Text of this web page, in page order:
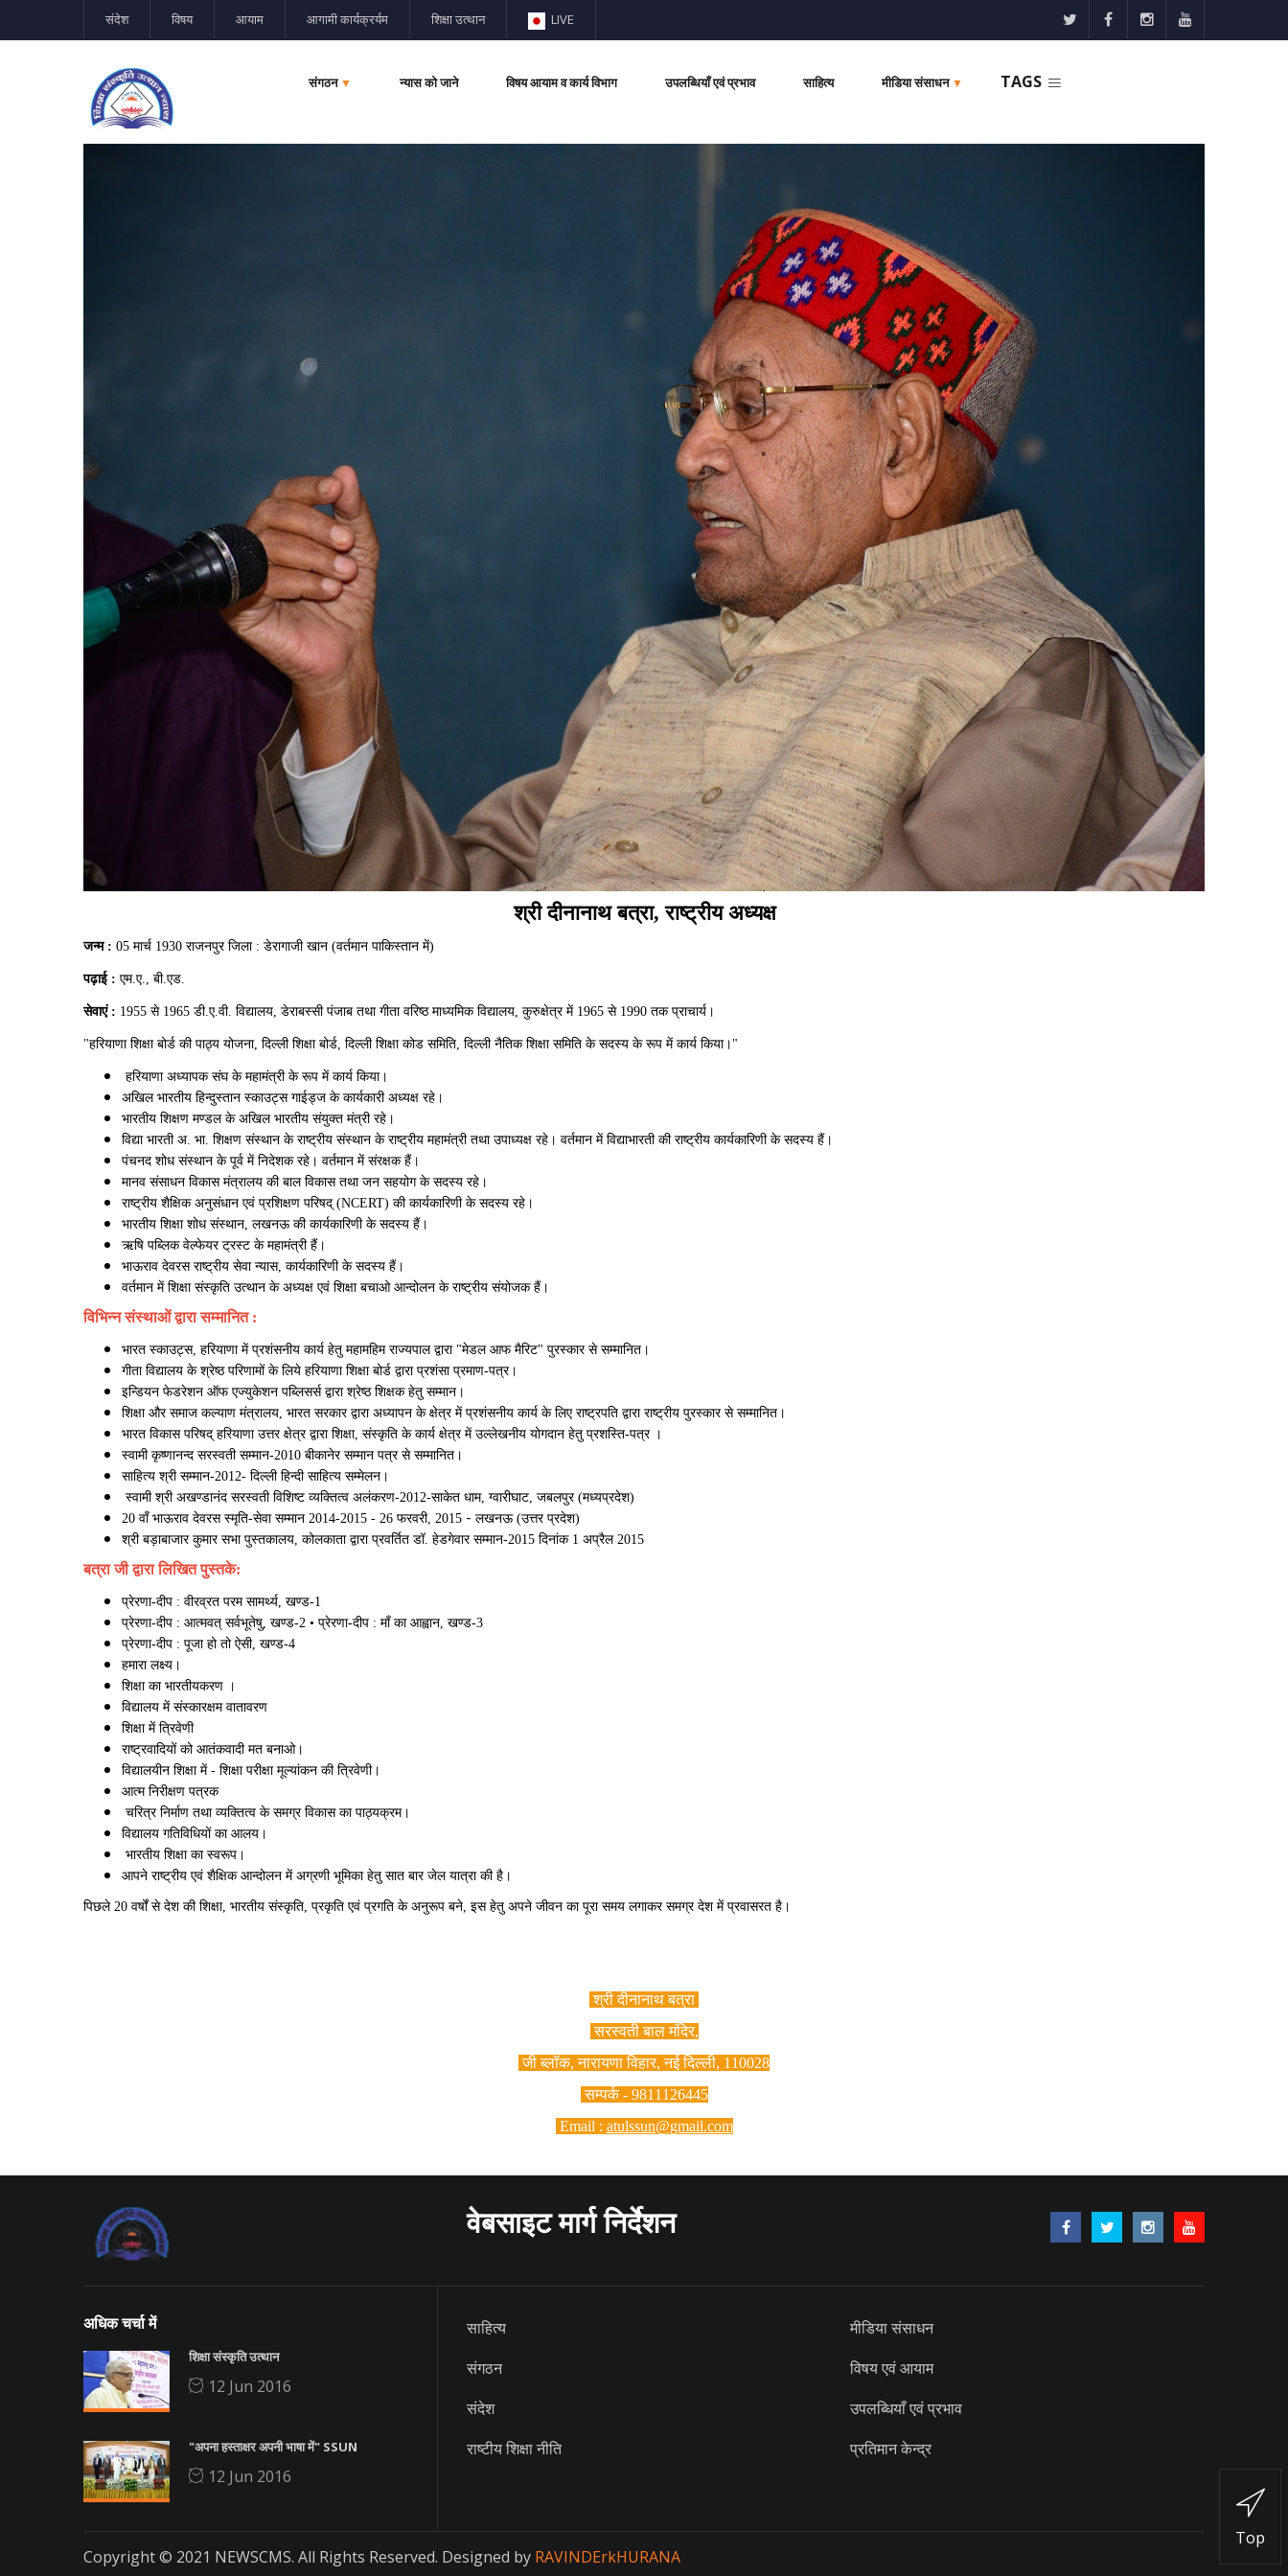
संदेश विषय आयाम आगामी कार्यक्रर्यम शिक्षा उत्थान LIVE
संगठन ▼ न्यास को जाने विषय आयाम व कार्य विभाग उपलब्धियाँ एवं प्रभाव साहित्य मीडिया संसाधन ▼ TAGS
श्री दीनानाथ बत्रा, राष्ट्रीय अध्यक्ष
जन्म : 05 मार्च 1930 राजनपुर जिला : डेरागाजी खान (वर्तमान पाकिस्तान में)
पढ़ाई : एम.ए., बी.एड.
सेवाएं : 1955 से 1965 डी.ए.वी. विद्यालय, डेराबस्सी पंजाब तथा गीता वरिष्ठ माध्यमिक विद्यालय, कुरुक्षेत्र में 1965 से 1990 तक प्राचार्य।
"हरियाणा शिक्षा बोर्ड की पाठ्य योजना, दिल्ली शिक्षा बोर्ड, दिल्ली शिक्षा कोड समिति, दिल्ली नैतिक शिक्षा समिति के सदस्य के रूप में कार्य किया।"
हरियाणा अध्यापक संघ के महामंत्री के रूप में कार्य किया।
अखिल भारतीय हिन्दुस्तान स्काउट्स गाईड्ज के कार्यकारी अध्यक्ष रहे।
भारतीय शिक्षण मण्डल के अखिल भारतीय संयुक्त मंत्री रहे।
विद्या भारती अ. भा. शिक्षण संस्थान के राष्ट्रीय संस्थान के राष्ट्रीय महामंत्री तथा उपाध्यक्ष रहे। वर्तमान में विद्याभारती की राष्ट्रीय कार्यकारिणी के सदस्य हैं।
पंचनद शोध संस्थान के पूर्व में निदेशक रहे। वर्तमान में संरक्षक हैं।
मानव संसाधन विकास मंत्रालय की बाल विकास तथा जन सहयोग के सदस्य रहे।
राष्ट्रीय शैक्षिक अनुसंधान एवं प्रशिक्षण परिषद् (NCERT) की कार्यकारिणी के सदस्य रहे।
भारतीय शिक्षा शोध संस्थान, लखनऊ की कार्यकारिणी के सदस्य हैं।
ऋषि पब्लिक वेल्फेयर ट्रस्ट के महामंत्री हैं।
भाऊराव देवरस राष्ट्रीय सेवा न्यास, कार्यकारिणी के सदस्य हैं।
वर्तमान में शिक्षा संस्कृति उत्थान के अध्यक्ष एवं शिक्षा बचाओ आन्दोलन के राष्ट्रीय संयोजक हैं।
विभिन्न संस्थाओं द्वारा सम्मानित :
भारत स्काउट्स, हरियाणा में प्रशंसनीय कार्य हेतु महामहिम राज्यपाल द्वारा "मेडल आफ मैरिट" पुरस्कार से सम्मानित।
गीता विद्यालय के श्रेष्ठ परिणामों के लिये हरियाणा शिक्षा बोर्ड द्वारा प्रशंसा प्रमाण-पत्र।
इन्डियन फेडरेशन ऑफ एज्युकेशन पब्लिसर्स द्वारा श्रेष्ठ शिक्षक हेतु सम्मान।
शिक्षा और समाज कल्याण मंत्रालय, भारत सरकार द्वारा अध्यापन के क्षेत्र में प्रशंसनीय कार्य के लिए राष्ट्रपति द्वारा राष्ट्रीय पुरस्कार से सम्मानित।
भारत विकास परिषद् हरियाणा उत्तर क्षेत्र द्वारा शिक्षा, संस्कृति के कार्य क्षेत्र में उल्लेखनीय योगदान हेतु प्रशस्ति-पत्र ।
स्वामी कृष्णानन्द सरस्वती सम्मान-2010 बीकानेर सम्मान पत्र से सम्मानित।
साहित्य श्री सम्मान-2012- दिल्ली हिन्दी साहित्य सम्मेलन।
स्वामी श्री अखण्डानंद सरस्वती विशिष्ट व्यक्तित्व अलंकरण-2012-साकेत धाम, ग्वारीघाट, जबलपुर (मध्यप्रदेश)
20 वाँ भाऊराव देवरस स्मृति-सेवा सम्मान 2014-2015 - 26 फरवरी, 2015 - लखनऊ (उत्तर प्रदेश)
श्री बड़ाबाजार कुमार सभा पुस्तकालय, कोलकाता द्वारा प्रवर्तित डॉ. हेडगेवार सम्मान-2015 दिनांक 1 अप्रैल 2015
बत्रा जी द्वारा लिखित पुस्तके:
प्रेरणा-दीप : वीरव्रत परम सामर्थ्य, खण्ड-1
प्रेरणा-दीप : आत्मवत् सर्वभूतेषु, खण्ड-2 • प्रेरणा-दीप : माँ का आह्वान, खण्ड-3
प्रेरणा-दीप : पूजा हो तो ऐसी, खण्ड-4
हमारा लक्ष्य।
शिक्षा का भारतीयकरण ।
विद्यालय में संस्कारक्षम वातावरण
शिक्षा में त्रिवेणी
राष्ट्रवादियों को आतंकवादी मत बनाओ।
विद्यालयीन शिक्षा में - शिक्षा परीक्षा मूल्यांकन की त्रिवेणी।
आत्म निरीक्षण पत्रक
चरित्र निर्माण तथा व्यक्तित्व के समग्र विकास का पाठ्यक्रम।
विद्यालय गतिविधियों का आलय।
भारतीय शिक्षा का स्वरूप।
आपने राष्ट्रीय एवं शैक्षिक आन्दोलन में अग्रणी भूमिका हेतु सात बार जेल यात्रा की है।
पिछले 20 वर्षों से देश की शिक्षा, भारतीय संस्कृति, प्रकृति एवं प्रगति के अनुरूप बने, इस हेतु अपने जीवन का पूरा समय लगाकर समग्र देश में प्रवासरत है।
श्री दीनानाथ बत्रा
सरस्वती बाल मंदिर,
जी ब्लॉक, नारायणा विहार, नई दिल्ली, 110028
सम्पर्क - 9811126445
Email : atulssun@gmail.com
वेबसाइट मार्ग निर्देशन
अधिक चर्चा में
शिक्षा संस्कृति उत्थान
12 Jun 2016
"अपना हस्ताक्षर अपनी भाषा में" SSUN
12 Jun 2016
साहित्य
संगठन
संदेश
राष्टीय शिक्षा नीति
मीडिया संसाधन
विषय एवं आयाम
उपलब्धियाँ एवं प्रभाव
प्रतिमान केन्द्र
Copyright © 2021 NEWSCMS. All Rights Reserved. Designed by RAVINDErkHURANA
Top